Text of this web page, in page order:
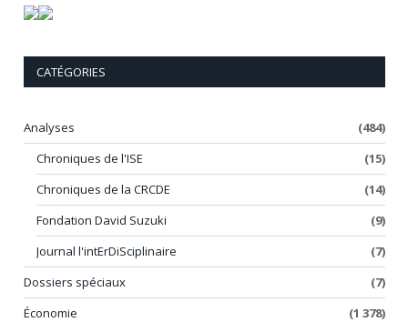
CATÉGORIES
Analyses
(484)
Chroniques de l'ISE
(15)
Chroniques de la CRCDE
(14)
Fondation David Suzuki
(9)
Journal l'intErDiSciplinaire
(7)
Dossiers spéciaux
(7)
Économie
(1 378)